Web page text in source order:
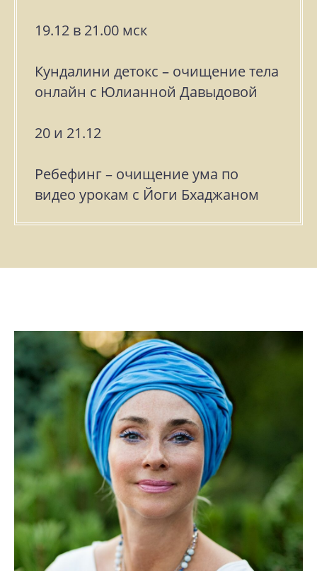
19.12 в 21.00 мск
Кундалини детокс – очищение тела
онлайн с Юлианной Давыдовой
20 и 21.12
Ребефинг – очищение ума по
видео урокам с Йоги Бхаджаном